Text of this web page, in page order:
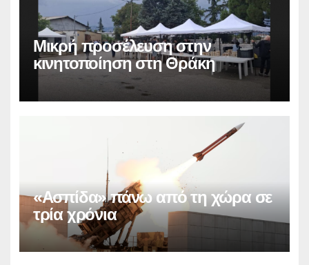
Μικρή προσέλευση στην
κινητοποίηση στη Θράκη
«Ασπίδα» πάνω από τη χώρα σε
τρία χρόνια